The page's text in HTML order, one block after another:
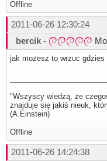
Offline
2011-06-26 12:30:24
bercik -
jak mozesz to wrzuc gdzies
"Wszyscy wiedzą, że
znajduje się jakiś nieuk,
(A.Einstein)
Offline
2011-06-26 14:24:38